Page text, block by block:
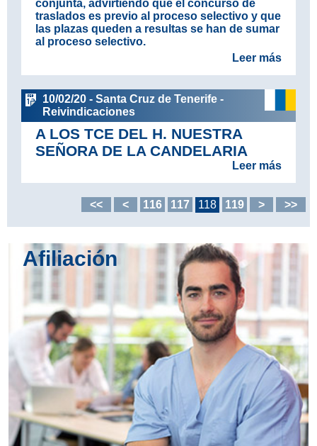
conjunta, advirtiendo que el concurso de
traslados es previo al proceso selectivo y que
las plazas queden a resultas se han de sumar
al proceso selectivo.
Leer más
10/02/20 - Santa Cruz de Tenerife -
Reivindicaciones
A LOS TCE DEL H. NUESTRA
SEÑORA DE LA CANDELARIA
Leer más
<< < 116 117 118 119 > >>
Afiliación